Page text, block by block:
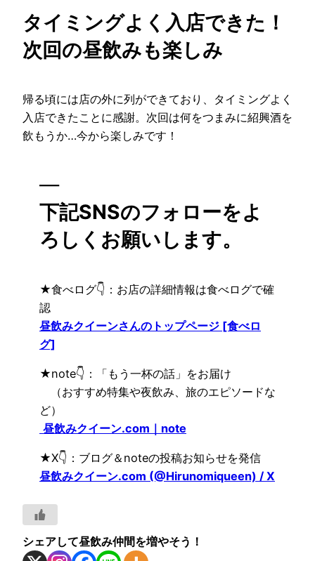
タイミングよく入店できた！
次回の昼飲みも楽しみ
帰る頃には店の外に列ができており、タイミングよく
入店できたことに感謝。次回は何をつまみに紹興酒を
飲もうか…今から楽しみです！
—
下記SNSのフォローをよ
ろしくお願いします。
★食べログ👇：お店の詳細情報は食べログで確
認
昼飲みクイーンさんのトップページ [食べロ
グ]
★note👇：「もう一杯の話」をお届け
（おすすめ特集や夜飲み、旅のエピソードな
ど）
昼飲みクイーン.com｜note
★X👇：ブログ＆noteの投稿お知らせを発信
昼飲みクイーン.com (@Hirunomiqueen) / X
シェアして昼飲み仲間を増やそう！